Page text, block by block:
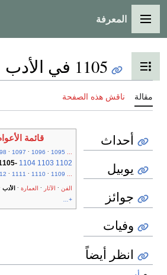
القائمة الرئيسية
المعرفة
تبديل عرض جدول المحتويات
1105 في الأدب
مقالة ناقش هذه الصفحة
قائمة
...
1095
1096
1097
1102
1103
1104
-
...
1109
1110
1111
الفن الآثار العمارة الأدب
+...
أحداث
يوبيل
جوائز
وفيات
انظر أيضاً